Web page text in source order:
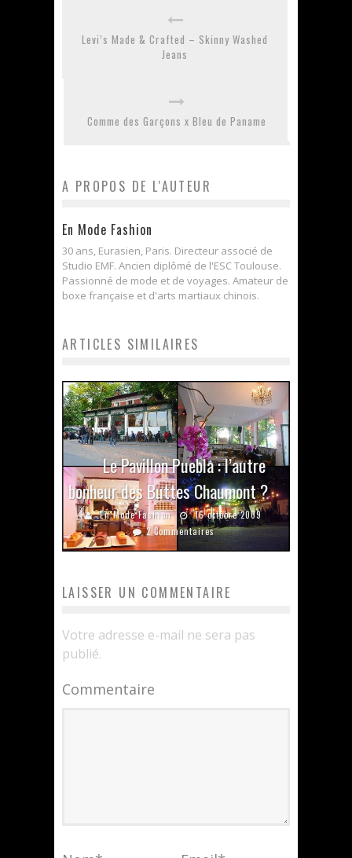
Levi’s Made & Crafted – Skinny Washed
Jeans
Comme des Garçons x Bleu de Paname
A PROPOS DE L'AUTEUR
En Mode Fashion
30 ans, Eurasien, Paris. Directeur associé de
Studio EMF. Ancien diplômé de l'ESC Toulouse.
Passionné de mode et de voyages. Amateur de
boxe française et d'arts martiaux chinois.
ARTICLES SIMILAIRES
Le Pavillon Puebla : l’autre
bonheur des Buttes Chaumont ?
En Mode Fashion
16 octobre 2009
2 Commentaires
LAISSER UN COMMENTAIRE
Votre adresse e-mail ne sera pas
publié.
Commentaire